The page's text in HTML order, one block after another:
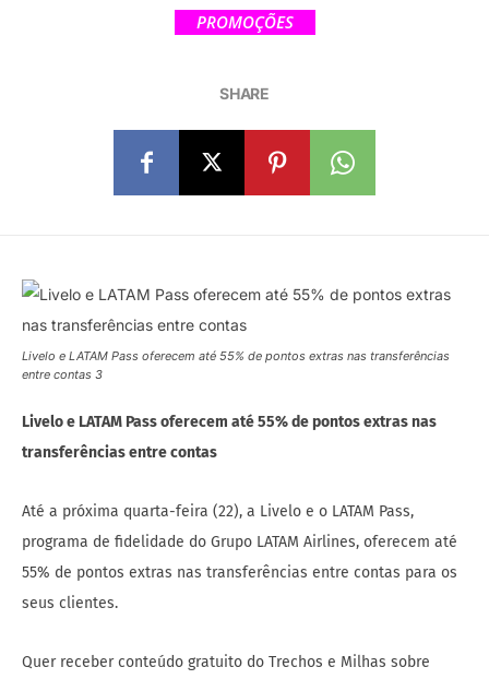
PROMOÇÕES
SHARE
Livelo e LATAM Pass oferecem até 55% de pontos extras nas transferências
entre contas 3
Livelo e LATAM Pass oferecem até 55% de pontos extras nas
transferências entre contas
Até a próxima quarta-feira (22), a Livelo e o LATAM Pass,
programa de fidelidade do Grupo LATAM Airlines, oferecem até
55% de pontos extras nas transferências entre contas para os
seus clientes.
Quer receber conteúdo gratuito do Trechos e Milhas sobre